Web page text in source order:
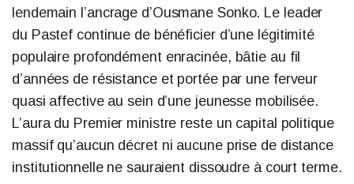
lendemain l’ancrage d’Ousmane Sonko. Le leader
du Pastef continue de bénéficier d’une légitimité
populaire profondément enracinée, bâtie au fil
d’années de résistance et portée par une ferveur
quasi affective au sein d’une jeunesse mobilisée.
L’aura du Premier ministre reste un capital politique
massif qu’aucun décret ni aucune prise de distance
institutionnelle ne sauraient dissoudre à court terme.